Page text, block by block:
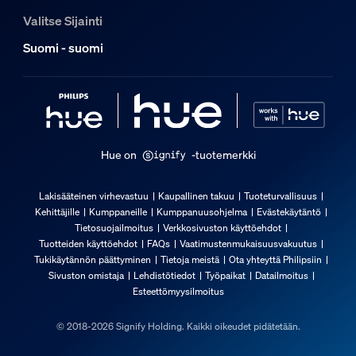
Kyllä
Väriä vaihtava (LED)
Integroitu LED
Kyllä
Valon ominaisuudet
Keilakulma
Valitse Sijainti
Suomi - suomi
Hue on -tuotemerkki
Lakisääteinen virhevastuu Kaupallinen takuu
Tuoteturvallisuus
Kehittäjille
Kumppaneille Kumppanuusohjelma
Evästekäytäntö
Tietosuojailmoitus
Verkkosivuston käyttöehdot
Tuotteiden käyttöehdot
FAQs
Vaatimustenmukaisuusvakuutus
Tukikäytännön päättyminen
Tietoja meistä
Ota yhteyttä Philipsiin
Sivuston omistaja
Lehdistötiedot Työpaikat
Datailmoitus
Esteettömyysilmoitus
© 2018-2026 Signify Holding. Kaikki oikeudet pidätetään.